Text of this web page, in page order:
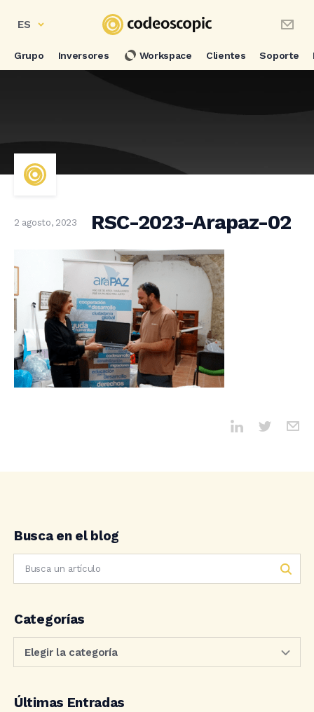
ES
Grupo Inversores Workspace Clientes Soporte
2 agosto, 2023 RSC-2023-Arapaz-02
Busca en el blog
Categorías
Últimas Entradas